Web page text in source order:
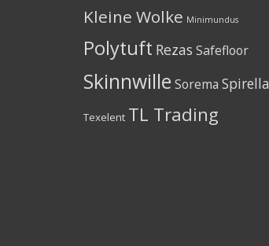
Kleine Wolke Minimundus
Polytuft Rezas Safefloor
Skinnwille Sorema Spirella
Texelent TL Trading